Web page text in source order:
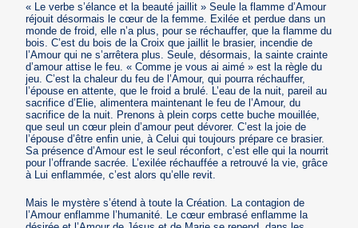
« Le verbe s’élance et la beauté jaillit » Seule la flamme d’Amour
réjouit désormais le cœur de la femme. Exilée et perdue dans un
monde de froid, elle n’a plus, pour se réchauffer, que la flamme du
bois. C’est du bois de la Croix que jaillit le brasier, incendie de
l’Amour qui ne s’arrêtera plus. Seule, désormais, la sainte crainte
d’amour attise le feu. « Comme je vous ai aimé » est la règle du
jeu. C’est la chaleur du feu de l’Amour, qui pourra réchauffer,
l’épouse en attente, que le froid a brulé. L’eau de la nuit, pareil au
sacrifice d’Elie, alimentera maintenant le feu de l’Amour, du
sacrifice de la nuit. Prenons à plein corps cette buche mouillée,
que seul un cœur plein d’amour peut dévorer. C’est la joie de
l’épouse d’être enfin unie, à Celui qui toujours prépare ce brasier.
Sa présence d’Amour est le seul réconfort, c’est elle qui la nourrit
pour l’offrande sacrée. L’exilée réchauffée a retrouvé la vie, grâce
à Lui enflammée, c’est alors qu’elle revit.
Mais le mystère s’étend à toute la Création. La contagion de
l’Amour enflamme l’humanité. Le cœur embrasé enflamme la